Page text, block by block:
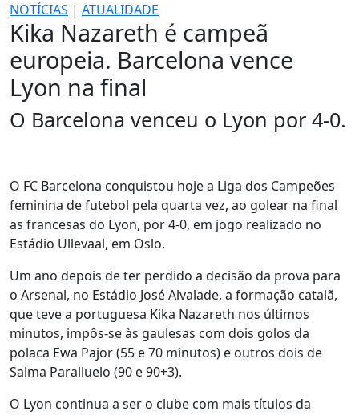
NOTÍCIAS | ATUALIDADE
Kika Nazareth é campeã
europeia. Barcelona vence
Lyon na final
O Barcelona venceu o Lyon por 4-0.
O FC Barcelona conquistou hoje a Liga dos Campeões
feminina de futebol pela quarta vez, ao golear na final
as francesas do Lyon, por 4-0, em jogo realizado no
Estádio Ullevaal, em Oslo.
Um ano depois de ter perdido a decisão da prova para
o Arsenal, no Estádio José Alvalade, a formação catalã,
que teve a portuguesa Kika Nazareth nos últimos
minutos, impôs-se às gaulesas com dois golos da
polaca Ewa Pajor (55 e 70 minutos) e outros dois de
Salma Paralluelo (90 e 90+3).
O Lyon continua a ser o clube com mais títulos da